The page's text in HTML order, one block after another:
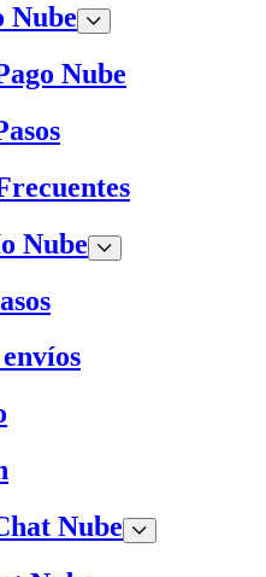
Nube
Nube
Nube
Nube